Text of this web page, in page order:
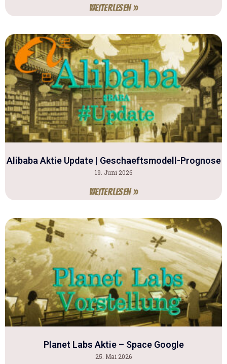
Weiterlesen »
Alibaba Aktie Update | Geschaeftsmodell-Prognose
19. Juni 2026
Weiterlesen »
Planet Labs Aktie – Space Google
25. Mai 2026